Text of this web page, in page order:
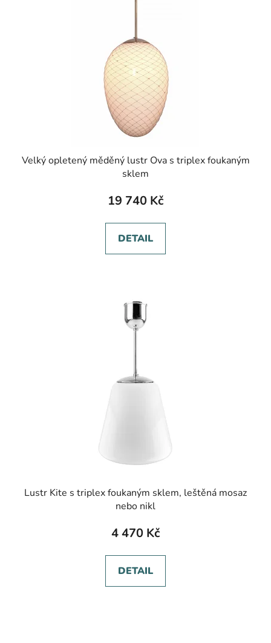
Velký opletený měděný lustr Ova s triplex foukaným
sklem
19 740 Kč
DETAIL
Lustr Kite s triplex foukaným sklem, leštěná mosaz
nebo nikl
4 470 Kč
DETAIL